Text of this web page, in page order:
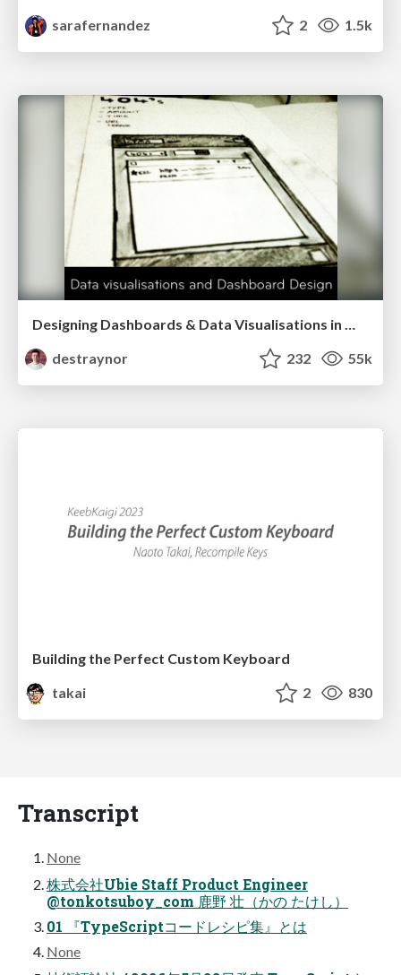
sarafernandez
2 1.5k
Designing Dashboards & Data Visualisations in Web Apps
destraynor
232 55k
Building the Perfect Custom Keyboard
takai
2 830
Transcript
None
株式会社Ubie Staff Product Engineer
@tonkotsuboy_com 鹿野 壮（かの たけし）
01 『TypeScriptコードレシピ集』とは
None